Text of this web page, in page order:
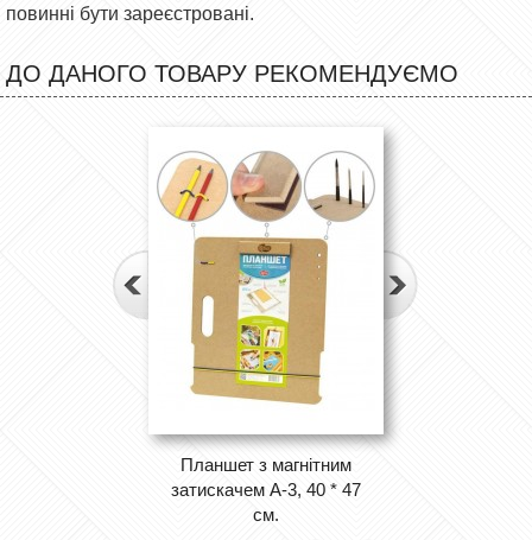
повинні бути зареєстровані.
ДО ДАНОГО ТОВАРУ РЕКОМЕНДУЄМО
Планшет з магнітним
затискачем А-3, 40 * 47
см.